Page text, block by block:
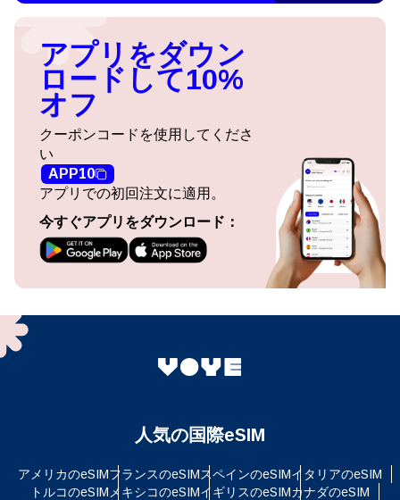
アプリをダウン
ロードして10%
オフ
クーポンコードを使用してくださ
い
APP10
アプリでの初回注文に適用。
今すぐアプリをダウンロード：
人気の国際eSIM
アメリカのeSIMフランスのeSIMスペインのeSIMイタリアのeSIM
トルコのeSIM メキシコのeSIMイギリスのeSIMカナダのeSIM